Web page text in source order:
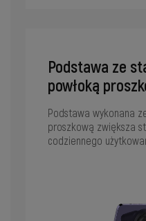
Podstawa ze
powłoką
Podstawa wykonana
proszkową zwiększa
codziennego